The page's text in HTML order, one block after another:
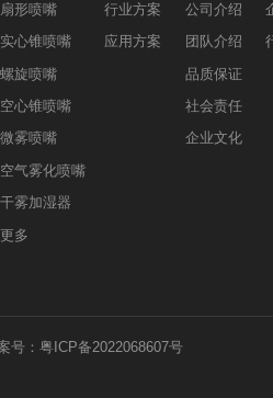
扇形喷嘴
实心锥喷嘴
螺旋喷嘴
空心锥喷嘴
微雾喷嘴
空气雾化喷嘴
干雾加湿器
更多
行业方案
应用方案
公司介绍
团队介绍
品质保证
社会责任
企业文化
号：粤ICP备2022068607号